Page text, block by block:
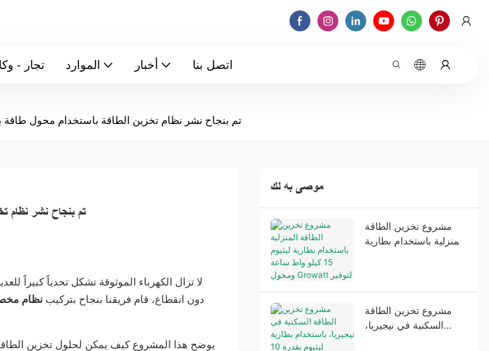
تجار - الموارد أخبار اتصل بنا
تم بنجاح نشر نظام تخزين الطاقة باستخدام محول طاقة بقدرة 6.2 كيلوواط وبطارية ليثيوم بسعة 10 كيلوواط ساعة
تم بنجاح نشر نظام تخزين الطاقة
لا تزال الكهرباء الموثوقة تشكل تحدياً كبيراً
دون انقطاع، قام فريقنا بنجاح بتركيب
يوضح هذا المشروع كيف يمكن لحلول تخزين
موصى به لك
مشروع تخزين الطاقة
المنزلية باستخدام بطارية
مشروع تخزين الطاقة
السكنية في نيجيريا،